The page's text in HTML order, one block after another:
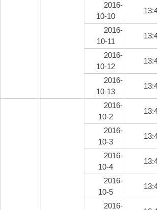
2016-
10-10
2016-
10-11
2016-
10-12
2016-
10-13
2016-
10-2
2016-
10-3
2016-
10-4
2016-
10-5
2016-